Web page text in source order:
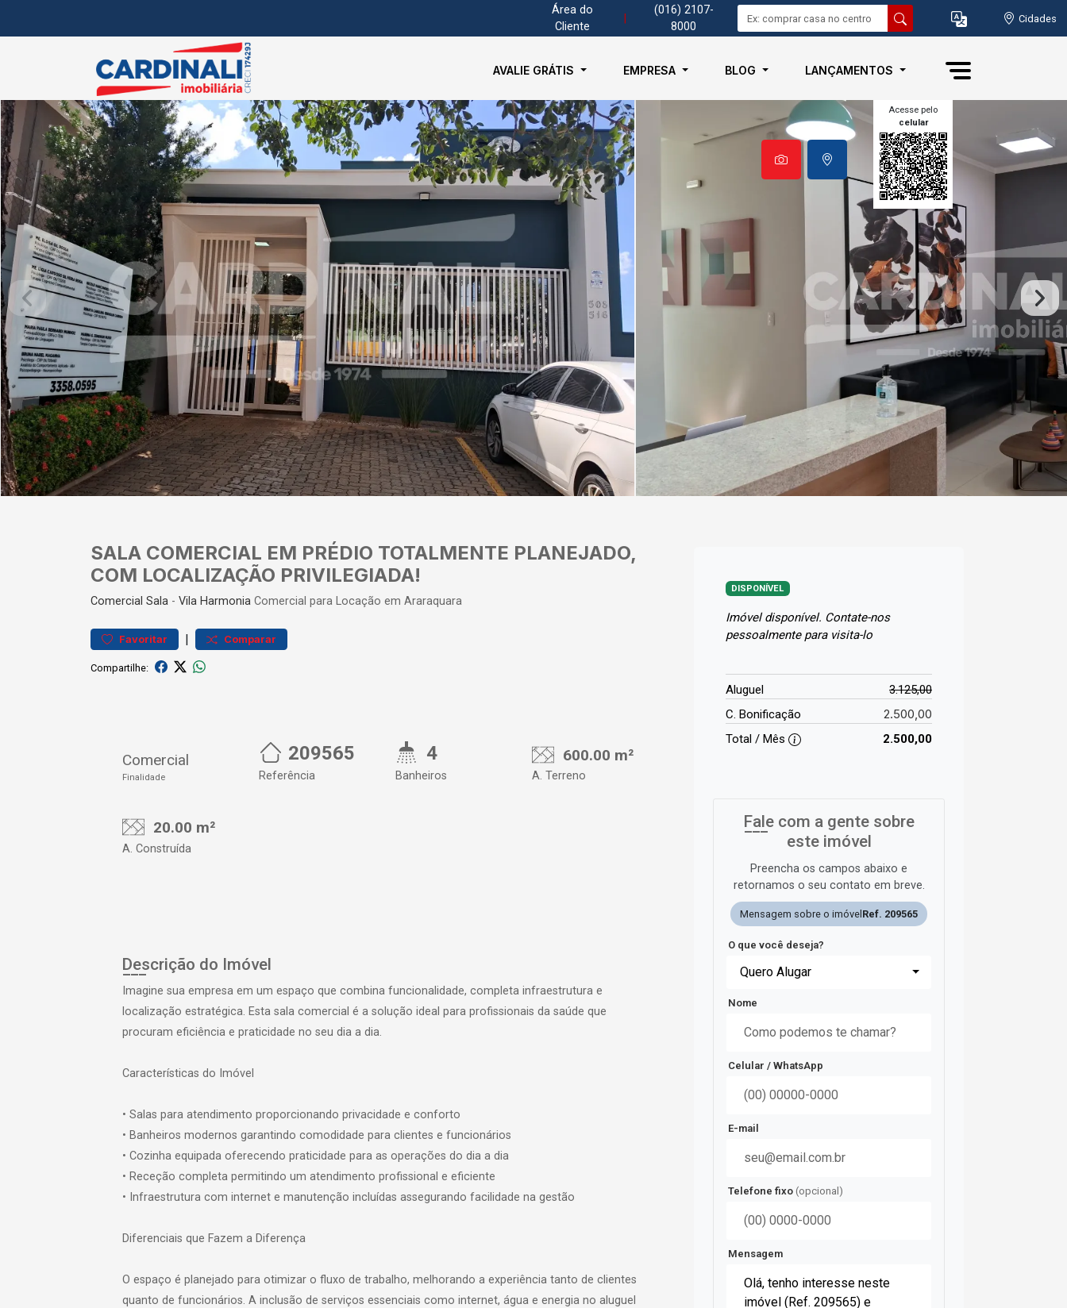
Área do
Cliente
(016) 2107-
8000
Cidades
AVALIE GRÁTIS EMPRESA BLOG LANÇAMENTOS
Acesse pelo
celular
SALA COMERCIAL EM PRÉDIO TOTALMENTE PLANEJADO,
COM LOCALIZAÇÃO PRIVILEGIADA!
Comercial Sala - Vila Harmonia Comercial para Locação em Araraquara
Favoritar | Comparar
Compartilhe:
Comercial
Finalidade
209565
Referência
4
Banheiros
600.00 m²
A. Terreno
20.00 m²
A. Construída
Descrição do Imóvel
Imagine sua empresa em um espaço que combina funcionalidade, completa infraestrutura e
localização estratégica. Esta sala comercial é a solução ideal para profissionais da saúde que
procuram eficiência e praticidade no seu dia a dia.
Características do Imóvel
• Salas para atendimento proporcionando privacidade e conforto
• Banheiros modernos garantindo comodidade para clientes e funcionários
• Cozinha equipada oferecendo praticidade para as operações do dia a dia
• Receção completa permitindo um atendimento profissional e eficiente
• Infraestrutura com internet e manutenção incluídas assegurando facilidade na gestão
Diferenciais que Fazem a Diferença
O espaço é planejado para otimizar o fluxo de trabalho, melhorando a experiência tanto de clientes
quanto de funcionários. A inclusão de serviços essenciais como internet, água e energia no aluguel
DISPONÍVEL
Imóvel disponível. Contate-nos
pessoalmente para visita-lo
Aluguel
3.125,00
C. Bonificação
2.500,00
Total / Mês 2.500,00
Fale com a gente sobre
este imóvel
Preencha os campos abaixo e
retornamos o seu contato em breve.
Mensagem sobre o imóvel Ref. 209565
O que você deseja?
Quero Alugar
Nome
Celular / WhatsApp
E-mail
Telefone fixo (opcional)
Mensagem